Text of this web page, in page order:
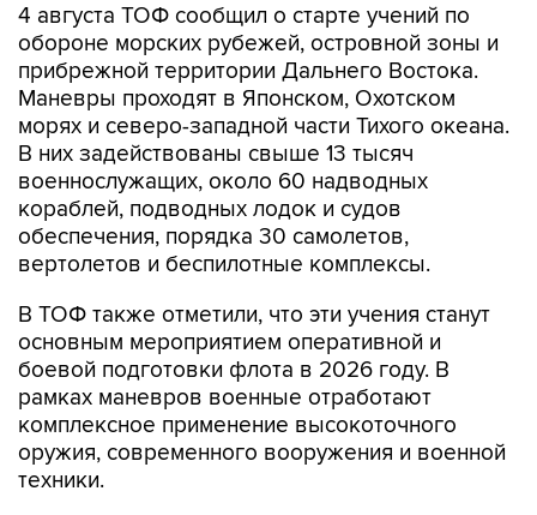
4 августа ТОФ сообщил о старте учений по
обороне морских рубежей, островной зоны и
прибрежной территории Дальнего Востока.
Маневры проходят в Японском, Охотском
морях и северо-западной части Тихого океана.
В них задействованы свыше 13 тысяч
военнослужащих, около 60 надводных
кораблей, подводных лодок и судов
обеспечения, порядка 30 самолетов,
вертолетов и беспилотные комплексы.
В ТОФ также отметили, что эти учения станут
основным мероприятием оперативной и
боевой подготовки флота в 2026 году. В
рамках маневров военные отработают
комплексное применение высокоточного
оружия, современного вооружения и военной
техники.